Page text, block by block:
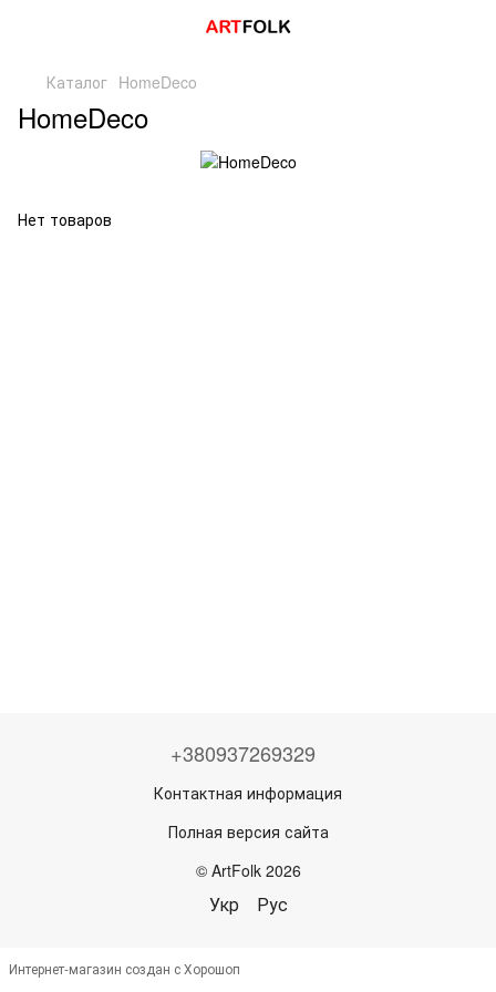
Каталог HomeDeco
HomeDeco
Нет товаров
+380937269329
Контактная информация
Полная версия сайта
© ArtFolk 2026
Укр Рус
Интернет-магазин создан с Хорошоп